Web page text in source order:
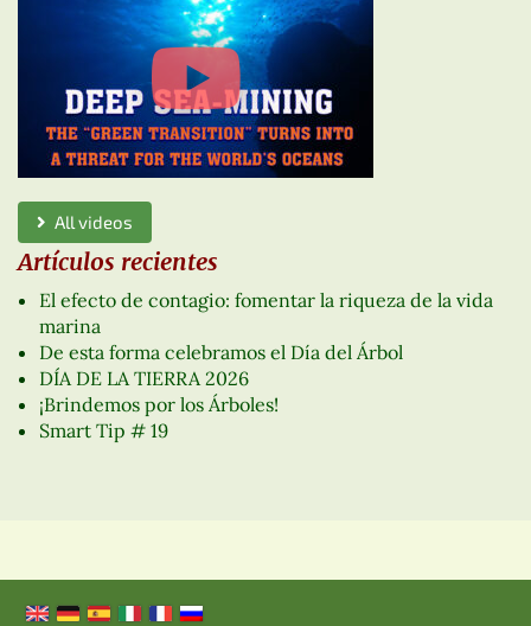
All videos
Artículos recientes
El efecto de contagio: fomentar la riqueza de la vida
marina
De esta forma celebramos el Día del Árbol
DÍA DE LA TIERRA 2026
¡Brindemos por los Árboles!
Smart Tip # 19